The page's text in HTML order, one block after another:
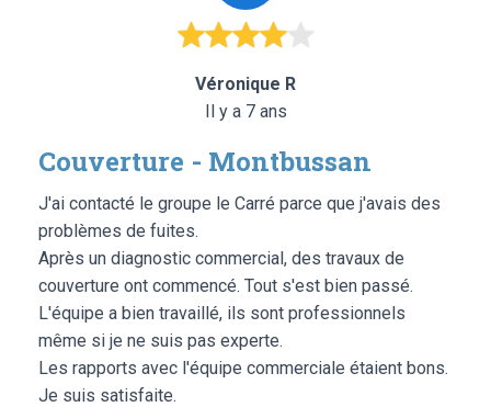
Véronique R
Il y a 7 ans
Couverture - Montbussan
J'ai contacté le groupe le Carré parce que j'avais des
problèmes de fuites.
Après un diagnostic commercial, des travaux de
couverture ont commencé. Tout s'est bien passé.
L'équipe a bien travaillé, ils sont professionnels
même si je ne suis pas experte.
Les rapports avec l'équipe commerciale étaient bons.
Je suis satisfaite.